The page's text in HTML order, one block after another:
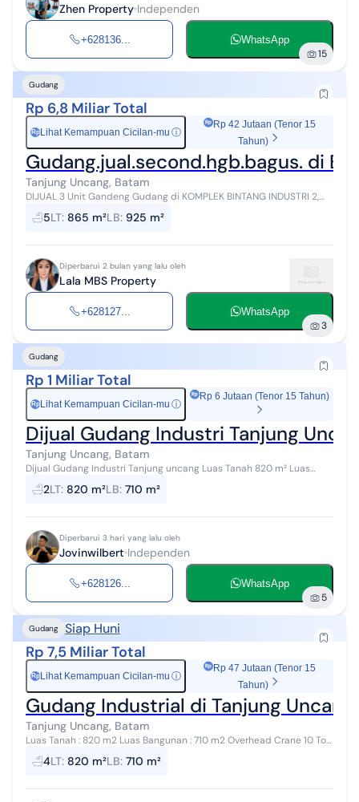
Zhen Property Independen
+628136... WhatsApp
15
Gudang
Rp 6,8 Miliar Total
Rp Lihat Kemampuan Cicilan-mu ⓘ
Rp 42 Jutaan (Tenor 15
Tahun)
Gudang.jual.second.hgb.bagus. di
Tanjung Uncang, Batam
DIJUAL 3 Unit Gandeng Gudang di KOMPLEK BINTANG INDUSTRI 2,
Tanjung Uncang Harga 6.8M Nego Luas Tanah 865m² ( 24x36 ) Luas
Bangunan 925m² L...
5LT: 865 m²LB: 925 m²
Diperbarui 2 bulan yang lalu oleh
Lala MBS Property
+628127... WhatsApp
3
Gudang
Rp 1 Miliar Total
Rp Lihat Kemampuan Cicilan-mu ⓘ
Rp 6 Jutaan (Tenor 15 Tahun)
Dijual Gudang Industri Tanjung
Tanjung Uncang, Batam
Dijual Gudang Industri Tanjung uncang Luas Tanah 820 m² Luas
2LT: 820 m²LB: 710 m²
Diperbarui 3 hari yang lalu oleh
Jovinwilbert Independen
+628126... WhatsApp
5
Gudang Siap Huni
Rp 7,5 Miliar Total
Rp Lihat Kemampuan Cicilan-mu ⓘ
Rp 47 Jutaan (Tenor 15
Tahun)
Gudang Industrial di Tanjung
Tanjung Uncang, Batam
Luas Tanah : 820 m2 Luas Bangunan : 710 m2 Overhead Crane 10 Ton
Area Loading Luas Kondisi Siap Operasional Informasi lebih lanjut
Hubungi Ze...
4LT: 820 m²LB: 710 m²